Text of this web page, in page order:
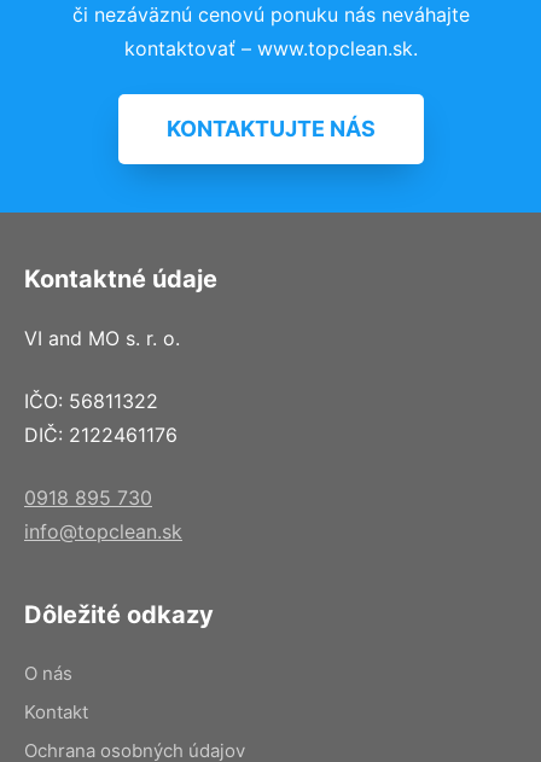
či nezáväznú cenovú ponuku nás neváhajte
kontaktovať – www.topclean.sk.
KONTAKTUJTE NÁS
Kontaktné údaje
VI and MO s. r. o.
IČO: 56811322
DIČ: 2122461176
0918 895 730
info@topclean.sk
Dôležité odkazy
O nás
Kontakt
Ochrana osobných údajov